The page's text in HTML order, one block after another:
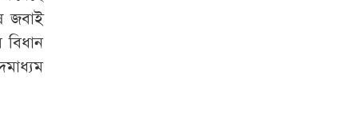
জবাই